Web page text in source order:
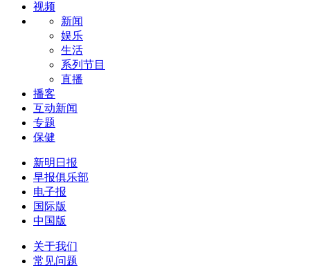
视频
新闻
娱乐
生活
系列节目
直播
播客
互动新闻
专题
保健
新明日报
早报俱乐部
电子报
国际版
中国版
关于我们
常见问题